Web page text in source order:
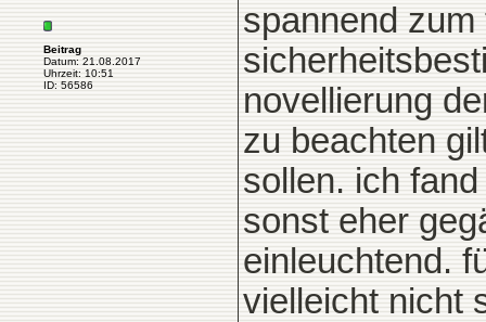
Beitrag
Datum: 21.08.2017
Uhrzeit: 10:51
ID: 56586
spannend
novellierung
zu beachten
sollen. ich
sonst eher
einleuchtend.
vielleicht nicht